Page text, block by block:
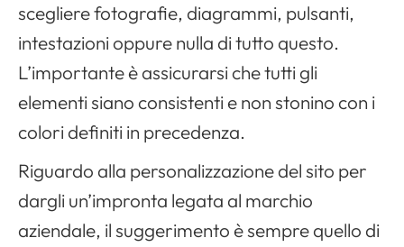
scegliere fotografie, diagrammi, pulsanti,
intestazioni oppure nulla di tutto questo.
L’importante è assicurarsi che tutti gli
elementi siano consistenti e non stonino con i
colori definiti in precedenza.
Riguardo alla personalizzazione del sito per
dargli un’impronta legata al marchio
aziendale, il suggerimento è sempre quello di